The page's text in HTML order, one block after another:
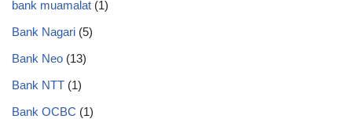
bank muamalat (1)
Bank Nagari (5)
Bank Neo (13)
Bank NTT (1)
Bank OCBC (1)